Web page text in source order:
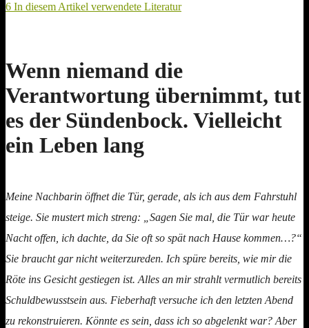
6 In diesem Artikel verwendete Literatur
Wenn niemand die
Verantwortung übernimmt, tut
es der Sündenbock. Vielleicht
ein Leben lang
Meine Nachbarin öffnet die Tür, gerade, als ich aus dem Fahrstuhl
steige. Sie mustert mich streng: „Sagen Sie mal, die Tür war heute
Nacht offen, ich dachte, da Sie oft so spät nach Hause kommen…?“
Sie braucht gar nicht weiterzureden. Ich spüre bereits, wie mir die
Röte ins Gesicht gestiegen ist. Alles an mir strahlt vermutlich bereits
Schuldbewusstsein aus. Fieberhaft versuche ich den letzten Abend
zu rekonstruieren. Könnte es sein, dass ich so abgelenkt war? Aber